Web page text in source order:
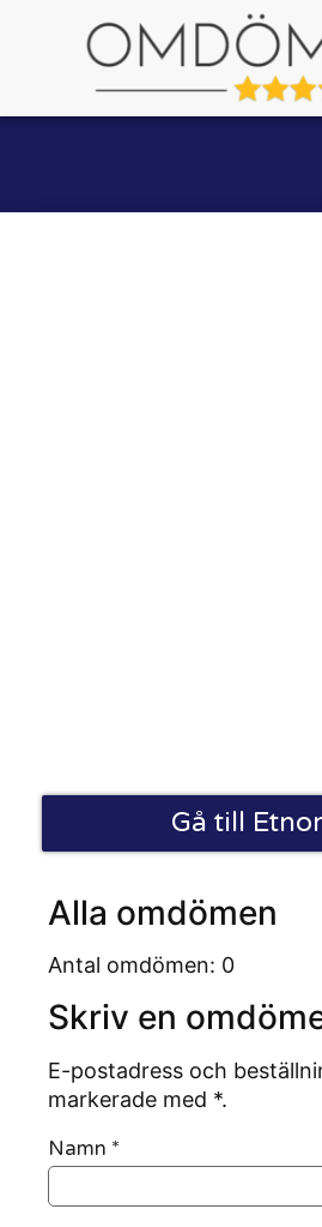
Gå till
Alla omdömen
Antal omdömen: 0
Skriv en
E-postadress och
markerade med *.
Namn *